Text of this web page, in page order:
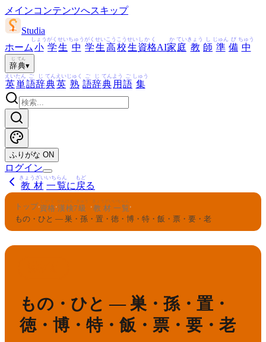
メインコンテンツへスキップ
Studia
ホーム 小
しょう
学
がく
生
せい
中
ちゅう
学
がく
生
せい
高
こう
校
こう
生
せい
資格
しかく
AI家
か
庭
てい
教
きょう
師
し
準
じゅん
備
び
中
ちゅう
辞
じ
典
てん
▾
英
えい
単
たん
語
ご
辞
じ
典
てん
英
えい
熟
じゅく
語
ご
辞
じ
典
てん
用
よう
語
ご
集
しゅう
ふりがな ON
ログイン
教材
きょうざい
一覧
いちらん
に 戻
もど
る
トップ›資格
しかく
›漢検
かんけん
7級
きゅう
› 教材
きょうざい
一覧
いちらん
›
もの・ひと — 巣・孫・置・徳・博・特・飯・票・要・老
もの・ひと — 巣・孫・置・
徳・博・特・飯・票・要・老